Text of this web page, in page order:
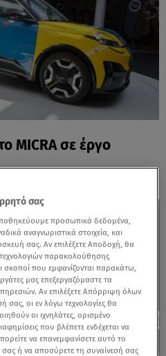
MICRA σε έργο
σας
προσωπικά δεδομένα,
αναγνωριστικά στοιχεία, και
σας. Αν επιλέξετε Αποδοχή, θα
παρακολούθησης
που εμφανίζονται παρακάτω,
μας επεξεργαζόμαστε τα
Αν επιλέξετε Απόρριψη όλων
οι εν λόγω τεχνολογίες θα
οι ιχνηλάτες, ορισμένο
που βλέπετε ενδέχεται να
να επανεμφανίσετε αυτό το
σας ή να αποσύρετε τη συναίνεσή σας